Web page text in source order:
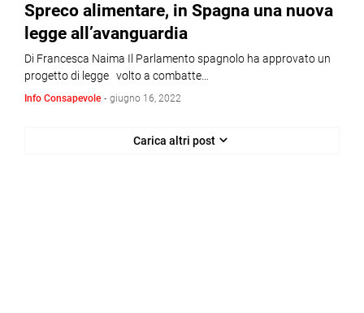
Spreco alimentare, in Spagna una nuova
legge all’avanguardia
Di Francesca Naima Il Parlamento spagnolo ha approvato un
progetto di legge volto a combatte…
Info Consapevole - giugno 16, 2022
Carica altri post